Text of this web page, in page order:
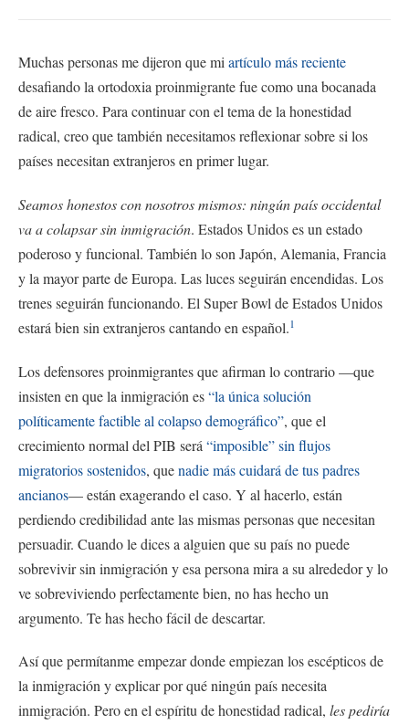
Muchas personas me dijeron que mi artículo más reciente
desafiando la ortodoxia proinmigrante fue como una bocanada
de aire fresco. Para continuar con el tema de la honestidad
radical, creo que también necesitamos reflexionar sobre si los
países necesitan extranjeros en primer lugar.
Seamos honestos con nosotros mismos: ningún país occidental
va a colapsar sin inmigración. Estados Unidos es un estado
poderoso y funcional. También lo son Japón, Alemania, Francia
y la mayor parte de Europa. Las luces seguirán encendidas. Los
trenes seguirán funcionando. El Super Bowl de Estados Unidos
estará bien sin extranjeros cantando en español.1
Los defensores proinmigrantes que afirman lo contrario —que
insisten en que la inmigración es“la única solución
políticamente factible al colapso demográfico”, que el
crecimiento normal del PIB será “imposible” sin flujos
migratorios sostenidos, quenadie más cuidará de tus padres
ancianos— están exagerando el caso. Y al hacerlo, están
perdiendo credibilidad ante las mismas personas que necesitan
persuadir. Cuando le dices a alguien que su país no puede
sobrevivir sin inmigración y esa persona mira a su alrededor y lo
ve sobreviviendo perfectamente bien, no has hecho un
argumento. Te has hecho fácil de descartar.
Así que permítanme empezar donde empiezan los escépticos de
la inmigración y explicar por qué ningún país necesita
inmigración. Pero en el espíritu de honestidad radical, les pediría